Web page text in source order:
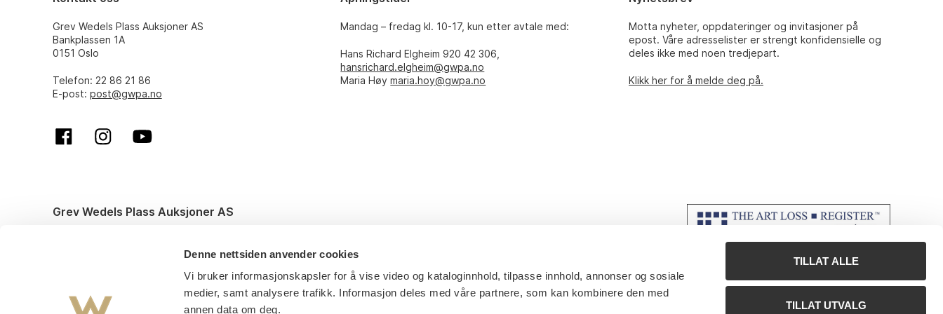
Denne nettsiden anvender cookies
Vi bruker informasjonskapsler for å vise video og kataloginnhold, tilpasse innhold, annonser og sosiale
medier, samt analysere trafikk. Informasjon deles med våre partnere, som kan kombinere den med
annen data om deg.
TILLAT ALLE
TILLAT UTVALG
Grev Wedels Plass Auksjoner AS
Bankplassen 1A
0151 Oslo
Telefon: 22 86 21 86
E-post: post@gwpa.no
Mandag – fredag kl. 10-17, kun etter avtale med:
Hans Richard Elgheim 920 42 306,
hansrichard.elgheim@gwpa.no
Maria Høymaria.hoy@gwpa.no
Motta nyheter, oppdateringer og invitasjoner på
epost. Våre adresselister er strengt konfidensielle og
deles ikke med noen tredjepart.
Klikk her for å melde deg på.
Grev Wedels Plass Auksjoner AS